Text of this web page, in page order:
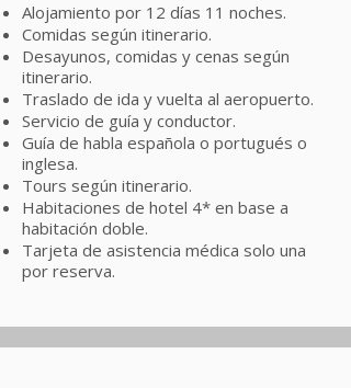
Alojamiento por 12 días 11 noches.
Comidas según itinerario.
Desayunos, comidas y cenas según
itinerario.
Traslado de ida y vuelta al aeropuerto.
Servicio de guía y conductor.
Guía de habla española o portugués o
inglesa.
Tours según itinerario.
Habitaciones de hotel 4* en base a
habitación doble.
Tarjeta de asistencia médica solo una
por reserva.